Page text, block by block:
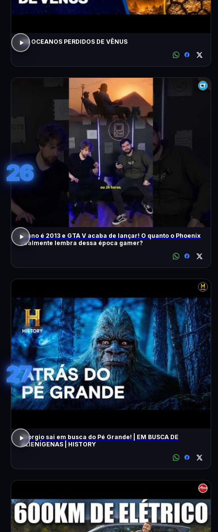
OS OCEANOS PERDIDOS DE VÊNUS
26
O ano é 2013 e GTA V acaba de lançar! O quanto o Phoenix
realmente lembra dessa época gamer?
27
Giorgio sai em busca do Pé Grande! | EM BUSCA DE
ALIENÍGENAS | HISTORY